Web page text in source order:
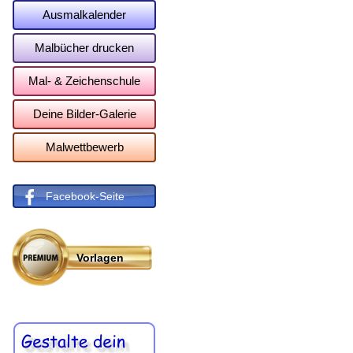
Ausmalkalender
Malbücher drucken
Mal- & Zeichenschule
Deine Bilder-Galerie
Malwettbewerb
Facebook-Seite
Vorlagen